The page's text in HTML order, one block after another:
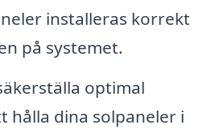
installeras korrekt
på systemet.
optimal
hålla dina solpaneler i